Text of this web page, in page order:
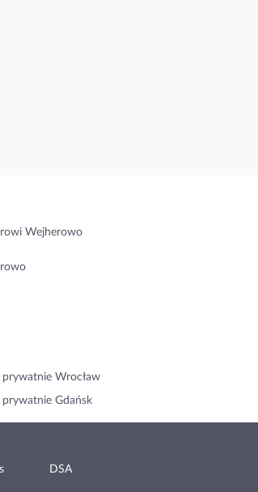
Wejherowo
Wrocław
prywatnie Gdańsk
DSA